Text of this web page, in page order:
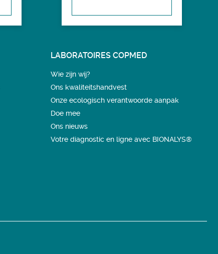
LABORATOIRES COPMED
Wie zijn wij?
Ons kwaliteitshandvest
Onze ecologisch verantwoorde aanpak
Doe mee
Ons nieuws
Votre diagnostic en ligne avec BIONALYS®